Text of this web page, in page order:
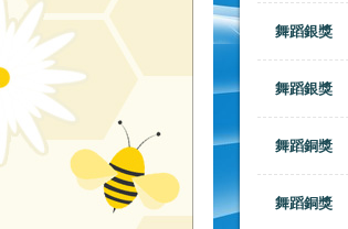
舞蹈銀獎
舞蹈銀獎
舞蹈銅獎
舞蹈銅獎